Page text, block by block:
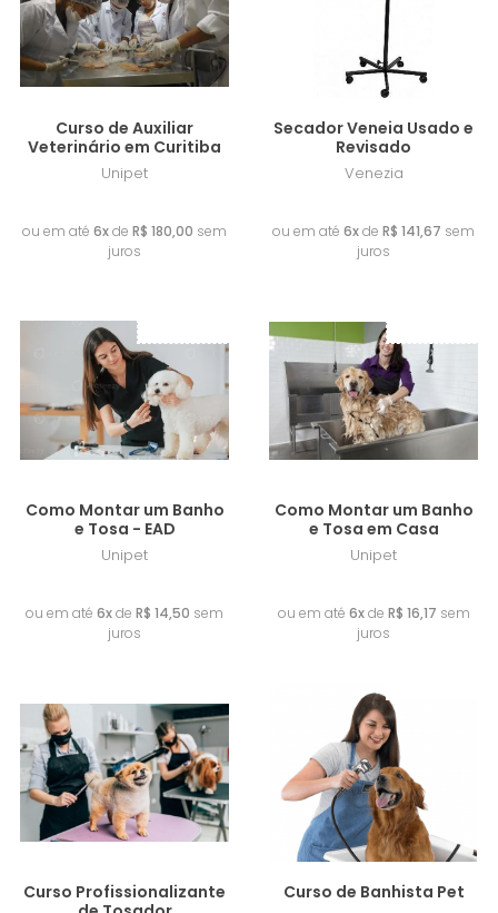
Curso de Auxiliar
Veterinário em Curitiba
Unipet
ou em até 6xde R$ 180,00 sem
juros
Secador Veneia Usado e
Revisado
Venezia
ou em até 6xde R$ 141,67 sem
juros
Como Montar um Banho
e Tosa - EAD
Unipet
ou em até 6xde R$ 14,50 sem
juros
Como Montar um Banho
e Tosa em Casa
Unipet
ou em até 6xde R$ 16,17 sem
juros
Curso Profissionalizante
Curso de Banhista Pet